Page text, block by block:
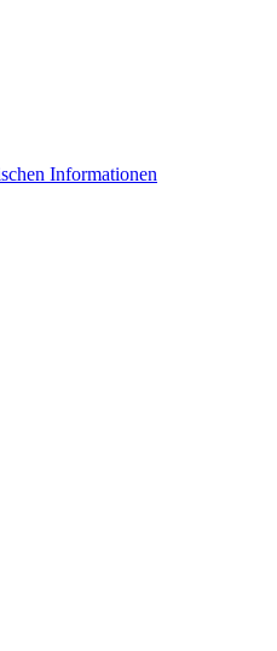
Informationen